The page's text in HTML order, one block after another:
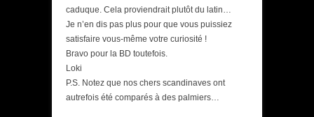
caduque. Cela proviendrait plutôt du latin…
Je n’en dis pas plus pour que vous puissiez
satisfaire vous-même votre curiosité !
Bravo pour la BD toutefois.
Loki
P.S. Notez que nos chers scandinaves ont
autrefois été comparés à des palmiers…